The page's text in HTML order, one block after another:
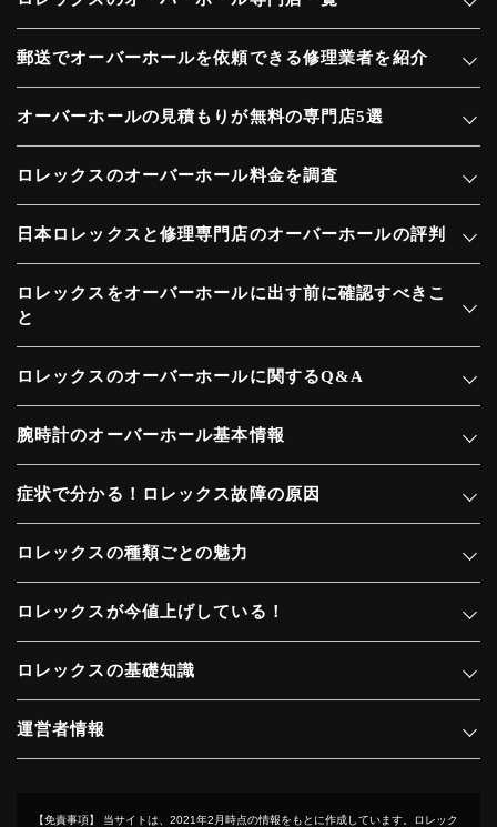
郵送でオーバーホールを依頼できる修理業者を紹介
オーバーホールの見積もりが無料の専門店5選
ロレックスのオーバーホール料金を調査
日本ロレックスと修理専門店のオーバーホールの評判
ロレックスをオーバーホールに出す前に確認すべきこ
と
ロレックスのオーバーホールに関するQ&A
腕時計のオーバーホール基本情報
症状で分かる！ロレックス故障の原因
ロレックスの種類ごとの魅力
ロレックスが今値上げしている！
ロレックスの基礎知識
運営者情報
【免責事項】 当サイトは、2021年2月時点の情報をもとに作成しています。ロレック